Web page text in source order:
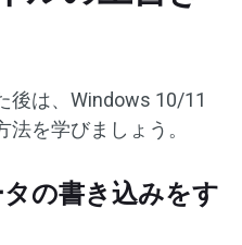
後は、Windows 10/11
を学びましょう。
の書き込みをす